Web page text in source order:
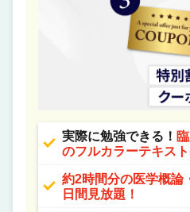
実際に勉強できる！
のフルカラーテキス
約2時間分の医学概論
日間見放題！